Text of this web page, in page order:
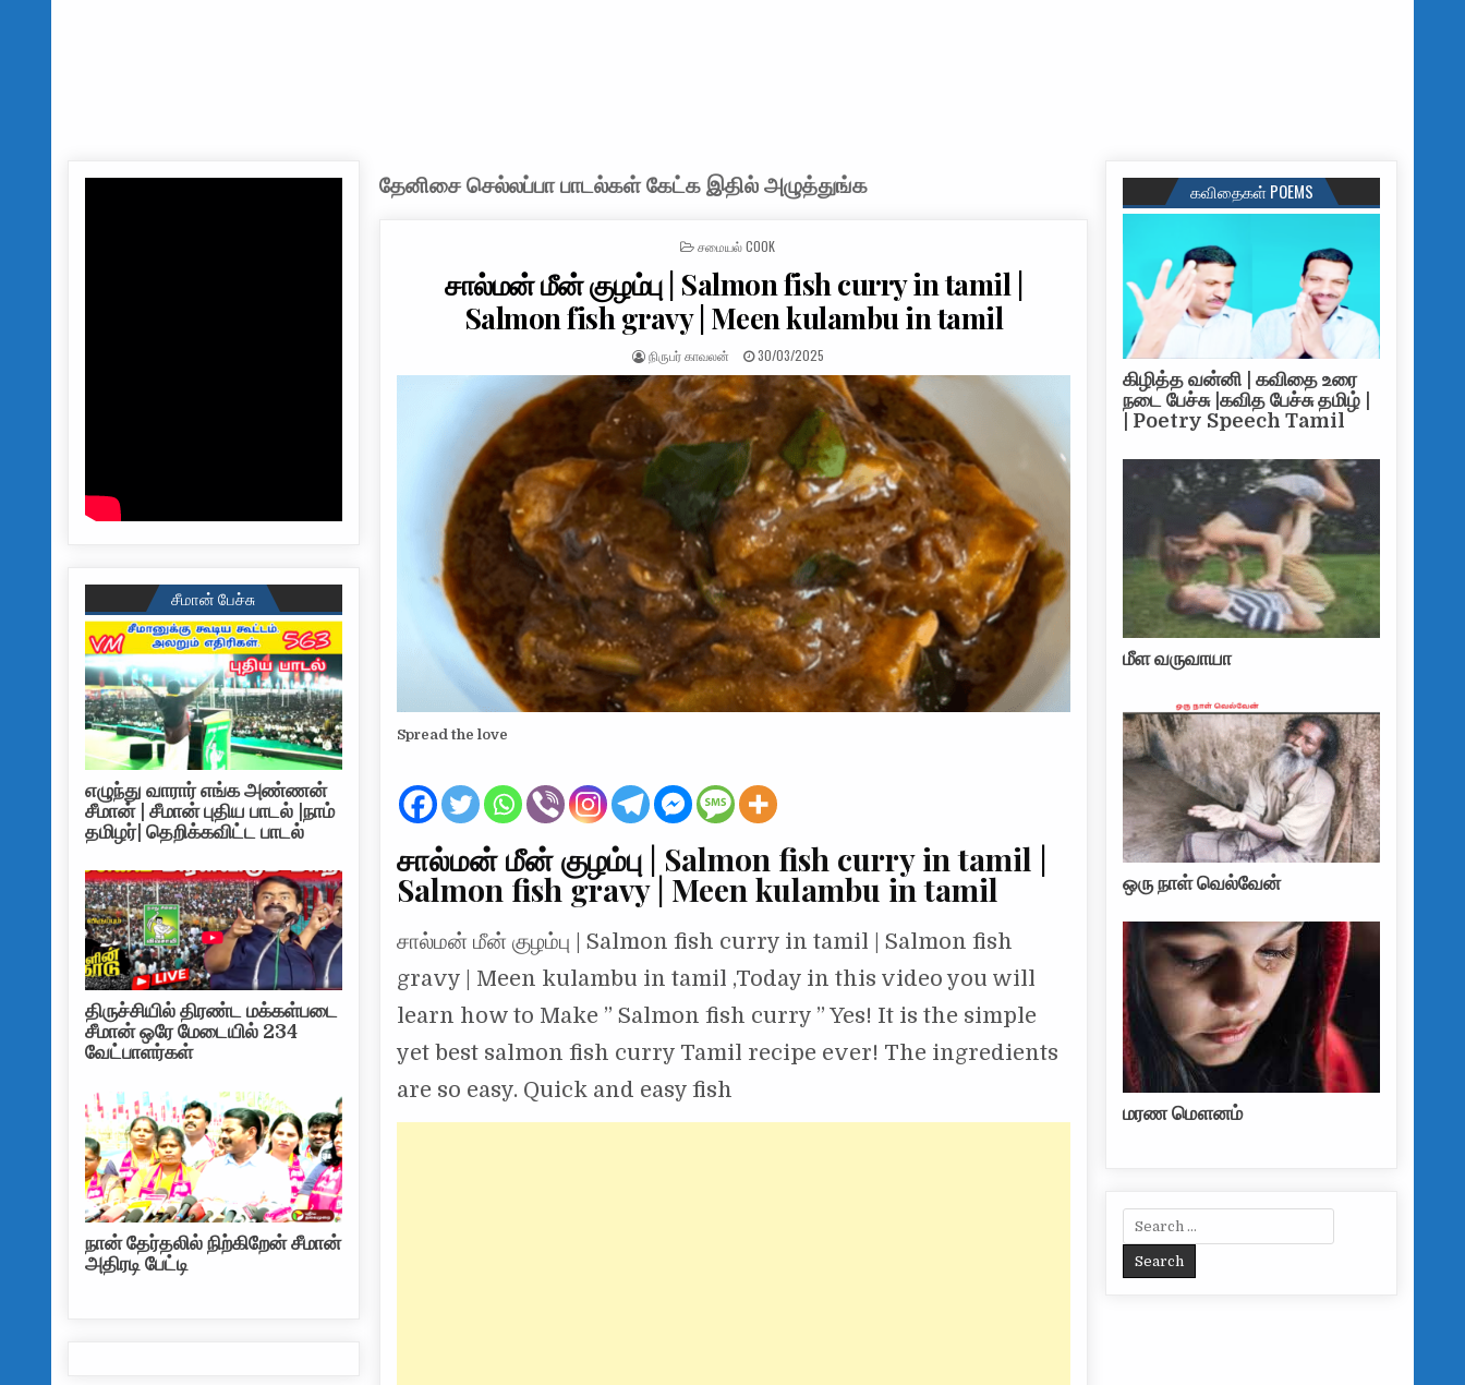
தேனிசை செல்லப்பா பாடல்கள் கேட்க இதில் அழுத்துங்க
POSTED IN
சமையல் COOK
சால்மன் மீன் குழம்பு | Salmon fish curry in tamil |
Salmon fish gravy | Meen kulambu in tamil
AUTHOR:
நிருபர் காவலன் PUBLISHED DATE:
30/03/2025
Spread the love
சால்மன் மீன் குழம்பு | Salmon fish curry in tamil |
Salmon fish gravy | Meen kulambu in tamil
சால்மன் மீன் குழம்பு | Salmon fish curry in tamil | Salmon fish
gravy | Meen kulambu in tamil ,Today in this video you will
learn how to Make ” Salmon fish curry ” Yes! It is the simple
yet best salmon fish curry Tamil recipe ever! The ingredients
are so easy. Quick and easy fish
சீமான் பேச்சு
எழுந்து வாரார் எங்க அண்ணன்
சீமான் | சீமான் புதிய பாடல் |நாம்
தமிழர்| தெறிக்கவிட்ட பாடல்
திருச்சியில் திரண்ட மக்கள்படை
சீமான் ஒரே மேடையில் 234
வேட்பாளர்கள்
நான் தேர்தலில் நிற்கிறேன் சீமான்
அதிரடி பேட்டி
கவிதைகள் POEMS
கிழித்த வன்னி | கவிதை உரை
நடை பேச்சு |கவித பேச்சு தமிழ் |
| Poetry Speech Tamil
மீள வருவாயா
ஒரு நாள் வெல்வேன்
மரண மௌனம்
Search for: